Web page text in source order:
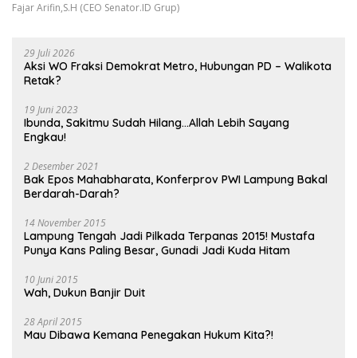
Fajar Arifin,S.H (CEO Senator.ID Grup)
29 Juli 2026
Aksi WO Fraksi Demokrat Metro, Hubungan PD – Walikota
Retak?
19 Juni 2023
Ibunda, Sakitmu Sudah Hilang…Allah Lebih Sayang
Engkau!
2 Desember 2021
Bak Epos Mahabharata, Konferprov PWI Lampung Bakal
Berdarah-Darah?
14 November 2015
Lampung Tengah Jadi Pilkada Terpanas 2015! Mustafa
Punya Kans Paling Besar, Gunadi Jadi Kuda Hitam
10 Juni 2015
Wah, Dukun Banjir Duit
28 April 2015
Mau Dibawa Kemana Penegakan Hukum Kita?!